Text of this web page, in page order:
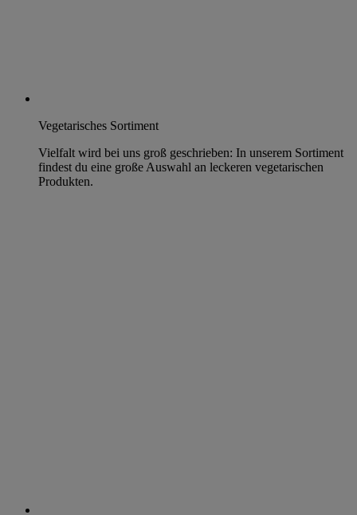
Vegetarisches Sortiment
Vielfalt wird bei uns groß geschrieben: In unserem Sortiment
findest du eine große Auswahl an leckeren vegetarischen
Produkten.